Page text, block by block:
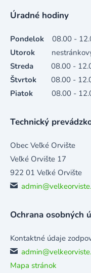
Úradné hodiny
Pondelok 08.00 -
Utorok
Streda
08.00 -
Štvrtok
08.00 -
Piatok
08.00 -
Technický
Obec Veľké Orvište
Veľké Orvište 17
922 01 Veľké Orvište
Ochrana osobných
Kontaktné údaje
Mapa stránok